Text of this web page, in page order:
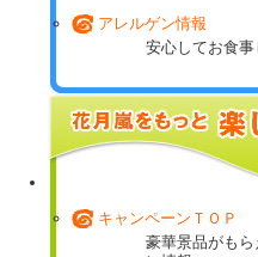
アレルゲン情報
安心してお食
花月嵐ミュージアム
これまでに登場
キャンペーンＴＯＰ
豪華景品がも